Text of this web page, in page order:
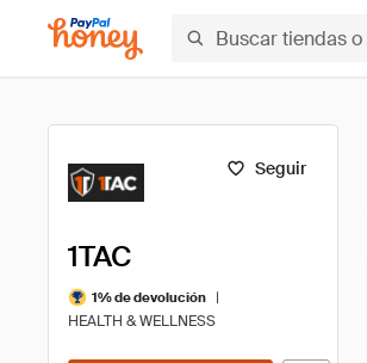
Seguir
1TAC
1% de devolución
|
HEALTH & WELLNESS